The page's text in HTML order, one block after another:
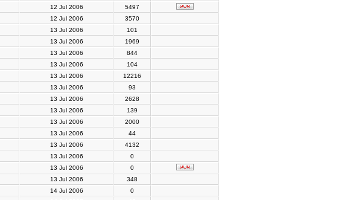
12 Jul 2006
5497
12 Jul 2006
3570
13 Jul 2006
101
13 Jul 2006
1969
13 Jul 2006
844
13 Jul 2006
104
13 Jul 2006
12216
13 Jul 2006
93
13 Jul 2006
2628
13 Jul 2006
139
13 Jul 2006
2000
13 Jul 2006
44
13 Jul 2006
4132
13 Jul 2006
0
13 Jul 2006
0
13 Jul 2006
348
14 Jul 2006
0